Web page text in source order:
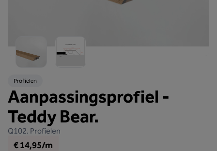
Profielen
Aanpassingsprofiel -
Teddy Bear.
Q102. Profielen
€ 14,95/m